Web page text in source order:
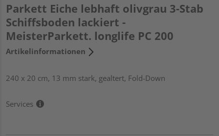
Parkett Eiche lebhaft olivgrau 3-Stab
Schiffsboden lackiert -
MeisterParkett. longlife PC 200
Artikelinformationen
240 x 20 cm, 13 mm stark, gealtert, Fold-Down
Services